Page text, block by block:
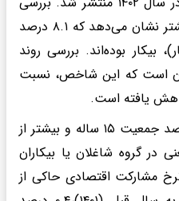
نرخ بیکاری افراد ۱۵ ساله و بیشتر نشان می‌دهد که ۸.۱ درصد
بیکار بوده‌اند. بررسی روند
آن است که این شاخص، نسبت
در سال ۱۴۰۲، به میزان ۴۱.۳ درصد جمعیت ۱۵ ساله و بیشتر از
در گروه شاغلان یا بیکاران
نرخ مشارکت اقتصادی حاکی از